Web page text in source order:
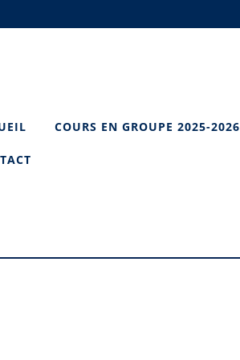
COURS EN GROUPE 2025-2026